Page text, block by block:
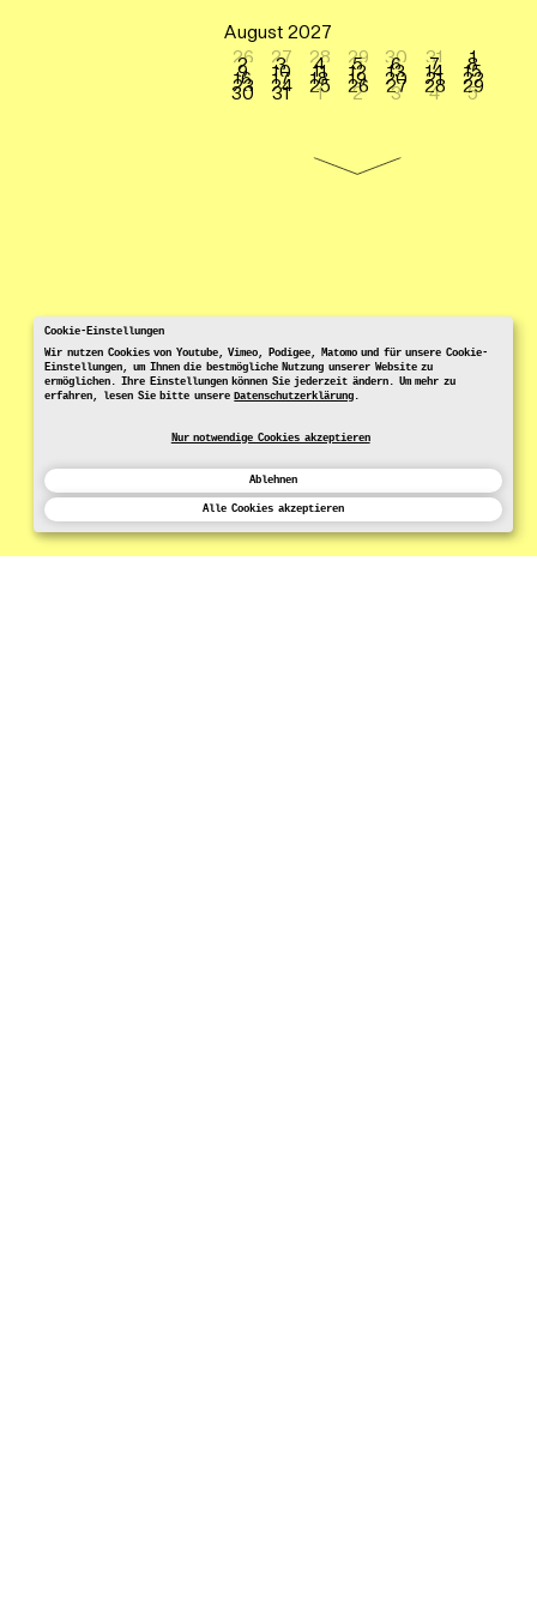
Cookie-Einstellungen
Wir nutzen Cookies von Youtube, Vimeo, Podigee, Matomo und für unsere Cookie-
Einstellungen, um Ihnen die bestmögliche Nutzung unserer Website zu
ermöglichen. Ihre Einstellungen können Sie jederzeit ändern. Um mehr zu
erfahren, lesen Sie bitte unsereDatenschutzerklärung.
Nur notwendige Cookies akzeptieren
Ablehnen
Alle Cookies akzeptieren
August 2027
26
27 28 29 30 31 1
2 3 4 5 6 7 8
9 10 11 12 13 14 15
16 17 18 19 20 21 22
23 24 25 26 27 28 29
30 31 1 2 3 4 5